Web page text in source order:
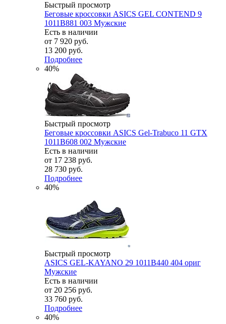
Быстрый просмотр
Беговые кроссовки ASICS GEL CONTEND 9
1011B881 003 Мужские
Есть в наличии
от 7 920 руб.
13 200 руб.
Подробнее
40%
Быстрый просмотр
Беговые кроссовки ASICS Gel-Trabuco 11 GTX
1011B608 002 Мужские
Есть в наличии
от 17 238 руб.
28 730 руб.
Подробнее
40%
Быстрый просмотр
ASICS GEL-KAYANO 29 1011B440 404 ориг
Мужские
Есть в наличии
от 20 256 руб.
33 760 руб.
Подробнее
40%